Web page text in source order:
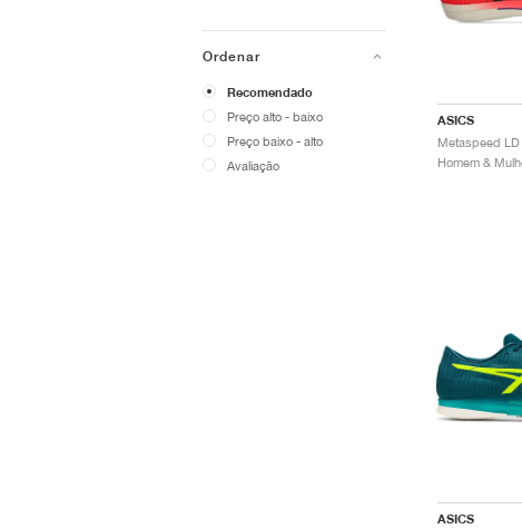
Ordenar
Recomendado
Preço alto - baixo
Preço baixo - alto
Avaliação
ASICS
ASICS